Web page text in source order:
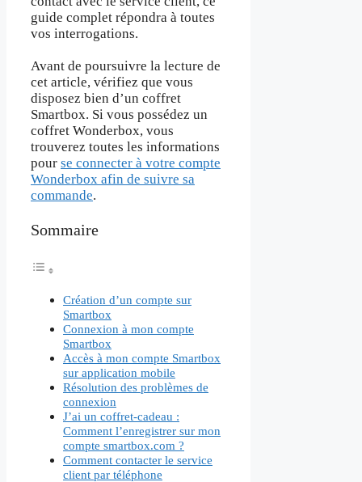
guide complet répondra à toutes
vos interrogations.
Avant de poursuivre la lecture de
cet article, vérifiez que vous
disposez bien d’un coffret
Smartbox. Si vous possédez un
coffret Wonderbox, vous
trouverez toutes les informations
pour se connecter à votre compte
Wonderbox afin de suivre sa
commande.
Sommaire
Création d’un compte sur
Smartbox
Connexion à mon compte
Smartbox
Accès à mon compte Smartbox
sur application mobile
Résolution des problèmes de
connexion
J’ai un coffret-cadeau :
Comment l’enregistrer sur mon
compte smartbox.com ?
Comment contacter le service
client par téléphone